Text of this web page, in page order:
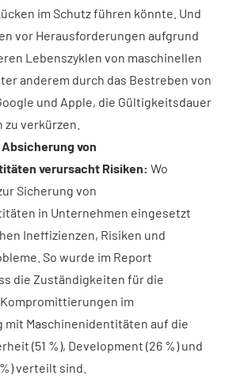
im Schutz führen könnte. Und
vor Herausforderungen aufgrund
Lebenszyklen von maschinellen
anderem durch das Bestreben von
und Apple, die Gültigkeitsdauer
verkürzen.
von
verursacht Risiken: Wo
Sicherung von
in Unternehmen eingesetzt
Ineffizienzen, Risiken und
So wurde im Report
die Zuständigkeiten für die
im
mit Maschinenidentitäten auf die
(51 %), Development (26 %) und
verteilt sind.